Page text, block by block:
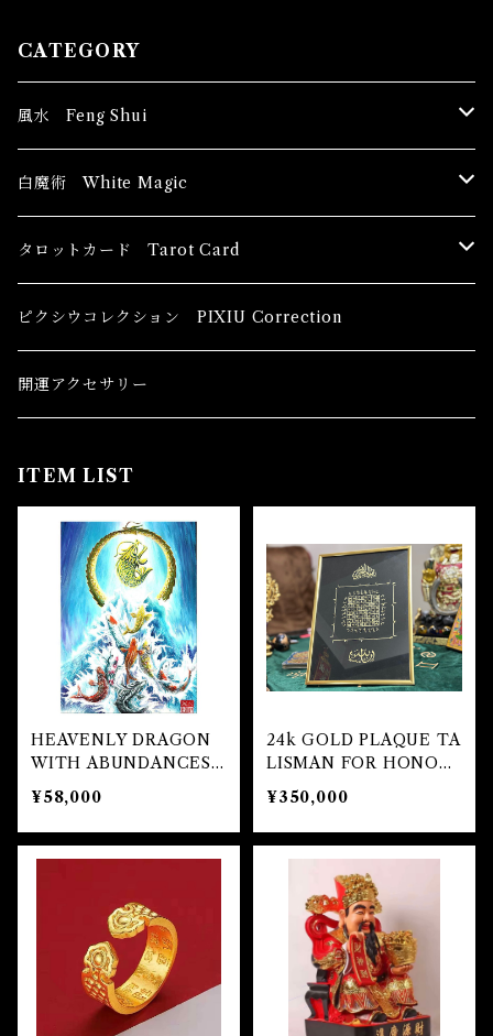
CATEGORY
風水 Feng Shui
ブッダ Buddha
恋愛運
健康運 Health
金運 Money
キーチェーン
金運 Money
恋愛 Love
干支風水置き物
子 Rat
寅 Tiger
卯 Rabit
巳 Snake
ブレスレット Bracelet
仕事 Job
人間関係 Relationship
白魔術 White Magic
香油 Oils
恋愛 Love
金運 Money
自己実現 Self-realization
裁判 Trial
人間関係 Relationships
キャンドル Candles
恋愛 Love
自己実現 Self-Realization
仕事 Job
スピリチュアル Spiritual
人間関係 RelationShips
線香 Stick Incense
仕事
人間関係
恋愛 Love
パウダー Magical Powder
恋愛 Love
金運 Money
人間関係 Relationships
自己実現 Self-Realization
バス＆フロアウォッシュ Bath&Floor Wash
護身 Self-Defence
恋愛 Love
金運 Money
人間関係 Relationships
バスハーブ Bath Herb
恋愛 love
白魔術キット
アミュレット Amulet
恋愛
タロットカード Tarot Card
初心者向け For The Beginners
中級者向け
ピクシウコレクション PIXIU Correction
開運アクセサリー
ITEM LIST
HEAVENLY DRAGON
WITH ABUNDANCES
NINE CARPS (額縁あ
り）
¥58,000
24k GOLD PLAQUE TA
LISMAN FOR HONOR
AND RICHES
¥350,000